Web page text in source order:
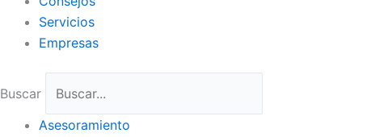
Servicios
Empresas
Buscar
Asesoramiento